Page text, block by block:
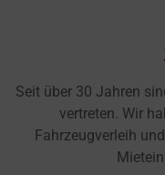
Seit über 30 Jahren
vertreten. Wir
Fahrzeugverleih